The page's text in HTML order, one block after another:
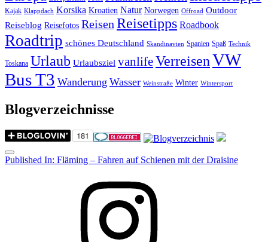
Kajak Klappdach Korsika Kroatien Natur Norwegen Offroad Outdoor
Reiseblog Reisefotos ReisenReisetipps Roadbook
Roadtrip schönes Deutschland Skandinavien Spanien Spaß Technik
Toskana Urlaub Urlaubsziel vanlifeVerreisenVW
Bus T3 Wanderung Wasser Weinstraße Winter Wintersport
Blogverzeichnisse
Menu
Post
Published In: Fläming – Fahren auf Schienen mit der Draisine